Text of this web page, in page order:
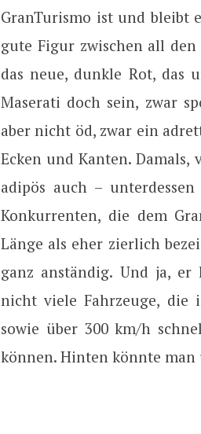
GranTurismo ist und bleibt
gute Figur zwischen all
das neue, dunkle Rot, das
Maserati doch sein, zwar
aber nicht öd, zwar ein
Ecken und Kanten. Damals,
adipös auch –
Konkurrenten, die dem
Länge als eher zierlich
ganz anständig. Und ja,
nicht viele Fahrzeuge, die
sowie über 300 km/h
können. Hinten könnte man